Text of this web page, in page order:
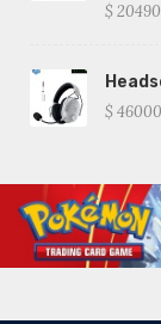
$
$